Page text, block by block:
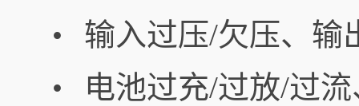
• 输入过压/欠压、输
• 电池过充/过放/过